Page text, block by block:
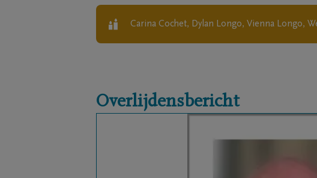
Carina Cochet, Dylan Longo, Vienna Longo,
Overlijdensbericht